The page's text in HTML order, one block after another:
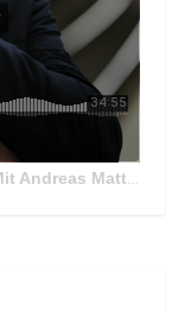
CEO der ÖBB Holding